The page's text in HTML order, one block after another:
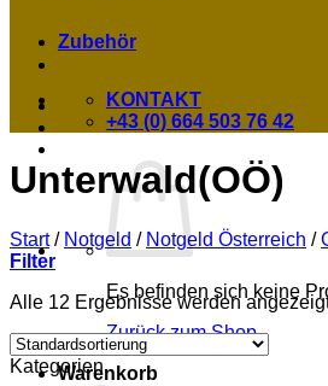
Es befinden sich keine
Zurück zum Shop
Warenkorb
Zubehör
KONTAKT
+43 (0) 664 503 76 42
Unterwald(OÖ)
Start / Notgeld / Notgeld Österreich /
Filter
Alle 12 Ergebnisse werden
Kategorien